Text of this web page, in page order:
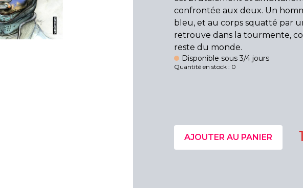
confrontée aux deux. Un
bleu, et au corps squatté par
retrouve dans la tourmente,
reste du monde.
Disponible sous 3/4 jours
Quantité en stock : 0
AJOUTER AU PANIER